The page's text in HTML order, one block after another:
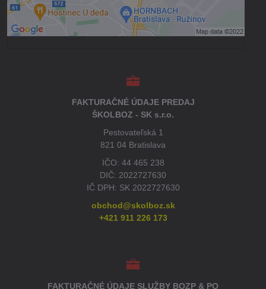
Otvoriť obsah v novom okne
FAKTURAČNÉ ÚDAJE PREDAJ
ŠKOLBOZ - SK s.r.o.
Pestovateľská 1
821 04 Bratislava
IČO: 44 465 238
DIČ: 2022727630
IČ DPH: SK 2022727630
obchod@skolboz.sk
+421 911 226 173
FAKTURAČNÉ ÚDAJE SLUŽBY BOZP & PO